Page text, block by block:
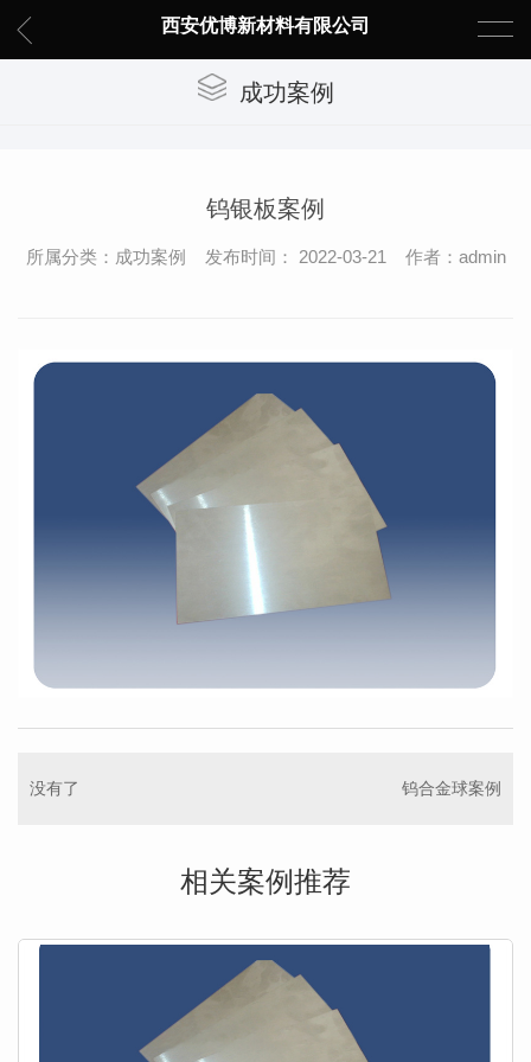
西安优博新材料有限公司
成功案例
钨银板案例
所属分类：成功案例 发布时间： 2022-03-21 作者：admin
没有了 钨合金球案例
相关案例推荐